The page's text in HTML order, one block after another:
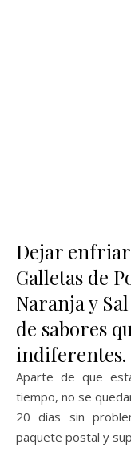
Dejar
Galletas de
Naranja y
de sabores
indiferentes.
Aparte de que
tiempo, no se
20 días sin
paquete postal y